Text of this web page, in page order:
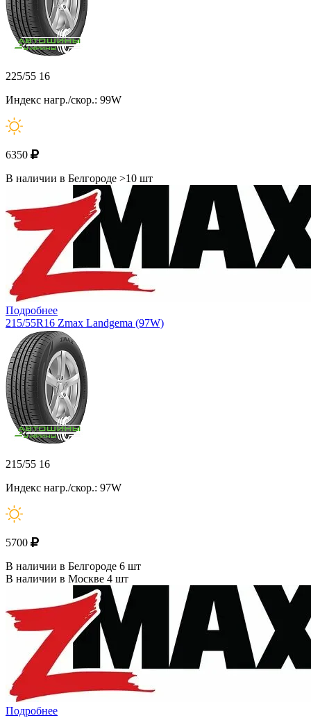
225/55 16
Индекс нагр./скор.: 99W
6350
В наличии в Белгороде >10 шт
Подробнее
215/55R16 Zmax Landgema (97W)
215/55 16
Индекс нагр./скор.: 97W
5700
В наличии в Белгороде 6 шт
В наличии в Москве 4 шт
Подробнее